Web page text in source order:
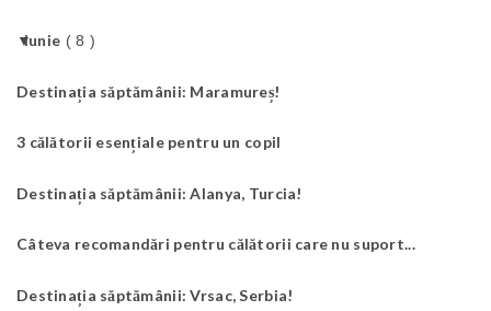
▼
iunie ( 8 )
Destinația săptămânii: Maramureș!
3 călătorii esențiale pentru un copil
Destinația săptămânii: Alanya, Turcia!
Câteva recomandări pentru călătorii care nu suport...
Destinația săptămânii: Vrsac, Serbia!